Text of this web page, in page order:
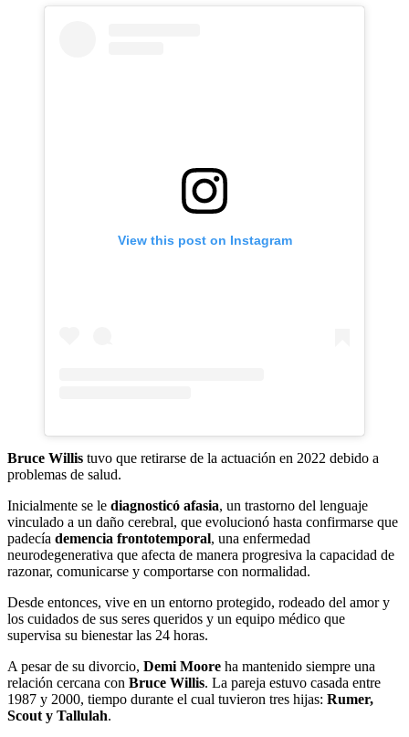
View this post on Instagram
Bruce Willis tuvo que retirarse de la actuación en 2022 debido a
problemas de salud.
Inicialmente se le diagnosticó afasia, un trastorno del lenguaje
vinculado a un daño cerebral, que evolucionó hasta confirmarse que
padecía demencia frontotemporal, una enfermedad
neurodegenerativa que afecta de manera progresiva la capacidad de
razonar, comunicarse y comportarse con normalidad.
Desde entonces, vive en un entorno protegido, rodeado del amor y
los cuidados de sus seres queridos y un equipo médico que
supervisa su bienestar las 24 horas.
A pesar de su divorcio, Demi Moore ha mantenido siempre una
relación cercana con Bruce Willis. La pareja estuvo casada entre
1987 y 2000, tiempo durante el cual tuvieron tres hijas: Rumer,
Scout y Tallulah.